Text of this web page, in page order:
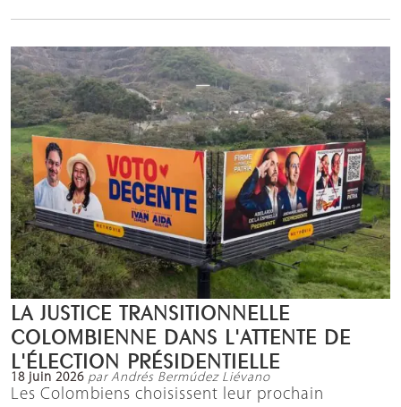
LA JUSTICE TRANSITIONNELLE
COLOMBIENNE DANS L'ATTENTE DE
L'ÉLECTION PRÉSIDENTIELLE
18 juin 2026 par Andrés Bermúdez Liévano
Les Colombiens choisissent leur prochain